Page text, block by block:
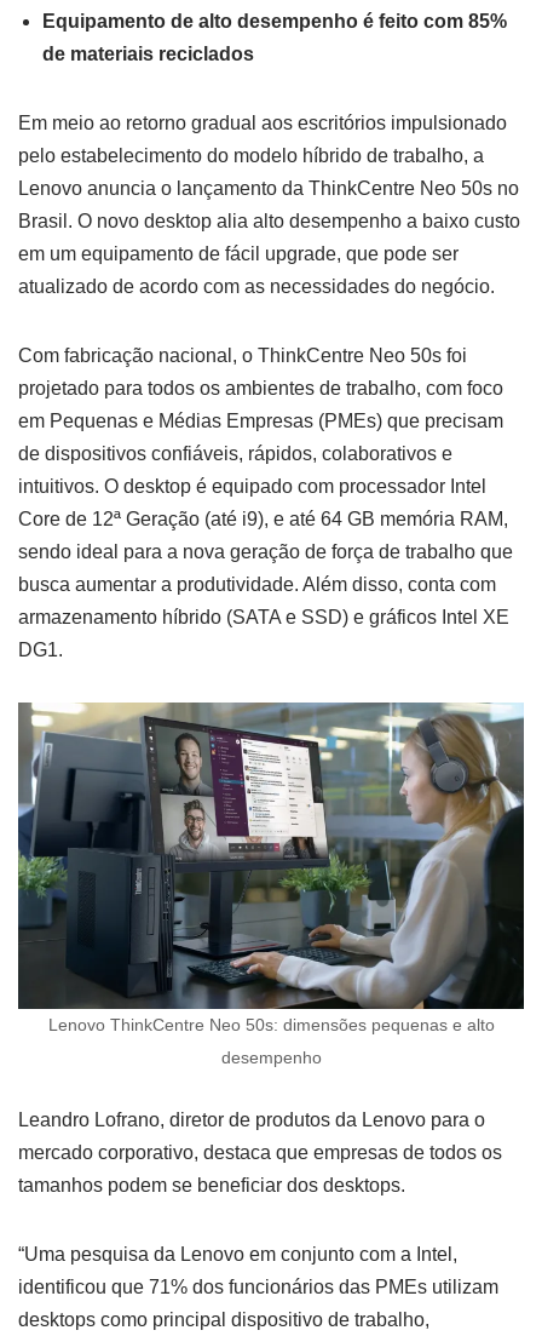
Equipamento de alto desempenho é feito com 85%
de materiais reciclados
Em meio ao retorno gradual aos escritórios impulsionado
pelo estabelecimento do modelo híbrido de trabalho, a
Lenovo anuncia o lançamento da ThinkCentre Neo 50s no
Brasil. O novo desktop alia alto desempenho a baixo custo
em um equipamento de fácil upgrade, que pode ser
atualizado de acordo com as necessidades do negócio.
Com fabricação nacional, o ThinkCentre Neo 50s foi
projetado para todos os ambientes de trabalho, com foco
em Pequenas e Médias Empresas (PMEs) que precisam
de dispositivos confiáveis, rápidos, colaborativos e
intuitivos. O desktop é equipado com processador Intel
Core de 12ª Geração (até i9), e até 64 GB memória RAM,
sendo ideal para a nova geração de força de trabalho que
busca aumentar a produtividade. Além disso, conta com
armazenamento híbrido (SATA e SSD) e gráficos Intel XE
DG1.
Lenovo ThinkCentre Neo 50s: dimensões pequenas e alto
desempenho
Leandro Lofrano, diretor de produtos da Lenovo para o
mercado corporativo, destaca que empresas de todos os
tamanhos podem se beneficiar dos desktops.
“Uma pesquisa da Lenovo em conjunto com a Intel,
identificou que 71% dos funcionários das PMEs utilizam
desktops como principal dispositivo de trabalho,